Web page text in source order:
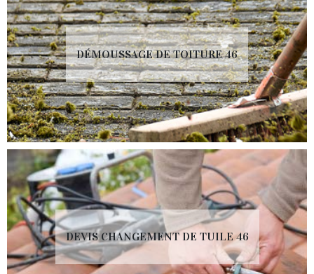
DÉMOUSSAGE DE TOITURE 46
DEVIS CHANGEMENT DE TUILE 46